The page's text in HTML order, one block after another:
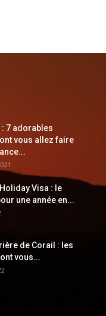
7 adorables
vous allez faire
Visa : le
une année en...
de Corail : les
vous...